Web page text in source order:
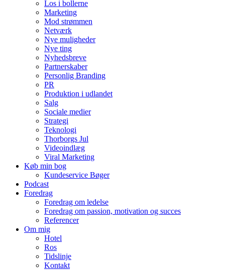
Los i bollerne
Marketing
Mod strømmen
Netværk
Nye muligheder
Nye ting
Nyhedsbreve
Partnerskaber
Personlig Branding
PR
Produktion i udlandet
Salg
Sociale medier
Strategi
Teknologi
Thorborgs Jul
Videoindlæg
Viral Marketing
Køb min bog
Kundeservice Bøger
Podcast
Foredrag
Foredrag om ledelse
Foredrag om passion, motivation og succes
Referencer
Om mig
Hotel
Ros
Tidslinje
Kontakt